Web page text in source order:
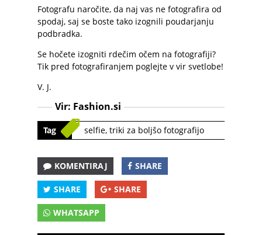
Fotografu naročite, da naj vas ne fotografira od
spodaj, saj se boste tako izognili poudarjanju
podbradka.
Se hočete izogniti rdečim očem na fotografiji?
Tik pred fotografiranjem poglejte v vir svetlobe!
V. J.
Vir: Fashion.si
Tag selfie, triki za boljšo fotografijo
KOMENTIRAJ SHARE
SHARE SHARE
WHATSAPP